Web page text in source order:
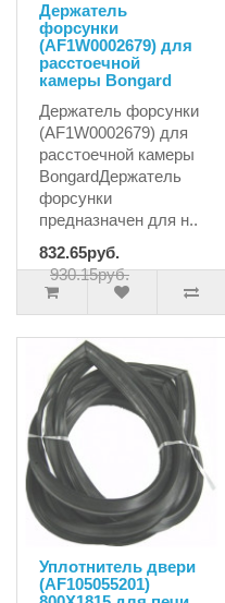
Держатель
форсунки
(AF1W0002679) для
расстоечной
камеры Bongard
Держатель форсунки
(AF1W0002679) для
расстоечной камеры
BongardДержатель
форсунки
предназначен для н..
832.65руб.
930.15руб.
Уплотнитель двери
(AF105055201)